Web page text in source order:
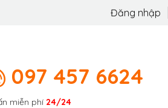
Đăng nhập
097 457 6624
miễn phí 24/24